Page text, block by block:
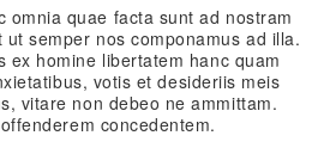
omnia quae facta sunt ad nostram
semper nos componamus ad illa.
ex homine libertatem hanc quam
votis et desideriis meis
vitare non debeo ne ammittam.
concedentem.